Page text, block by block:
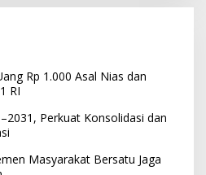
Rp 1.000 Asal Nias dan
RI
Perkuat Konsolidasi dan
Masyarakat Bersatu Jaga